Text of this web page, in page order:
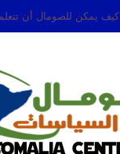
عندما تُوقِف السياسة